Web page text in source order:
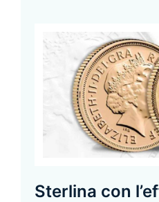
Sterlina con